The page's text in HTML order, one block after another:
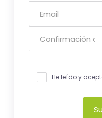
He leído y